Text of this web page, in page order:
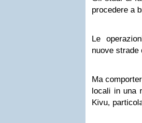
procedere a
Le
nuove strade
Ma
locali in una
Kivu,